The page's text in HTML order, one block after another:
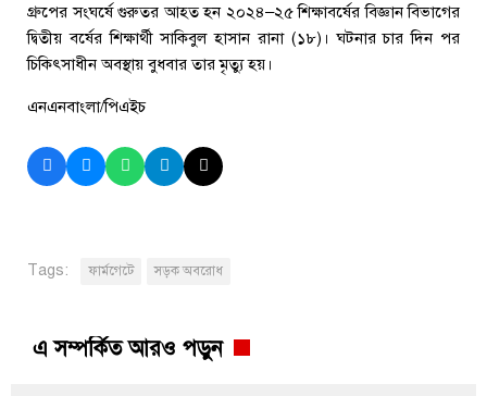
গ্রুপের সংঘর্ষে গুরুতর আহত হন ২০২৪–২৫ শিক্ষাবর্ষের বিজ্ঞান বিভাগের
দ্বিতীয় বর্ষের শিক্ষার্থী সাকিবুল হাসান রানা (১৮)। ঘটনার চার দিন পর
চিকিৎসাধীন অবস্থায় বুধবার তার মৃত্যু হয়।
এনএনবাংলা/পিএইচ
Tags: ফার্মগেটে সড়ক অবরোধ
এ সম্পর্কিত আরও পড়ুন